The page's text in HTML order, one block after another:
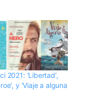
2021: ‘Libertad’,
y ‘Viaje a alguna